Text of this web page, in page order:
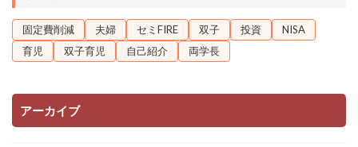
固定費削減 夫婦 セミFIRE 双子 投資
NISA
育児
双子育児 自己紹介 両学長
アーカイブ